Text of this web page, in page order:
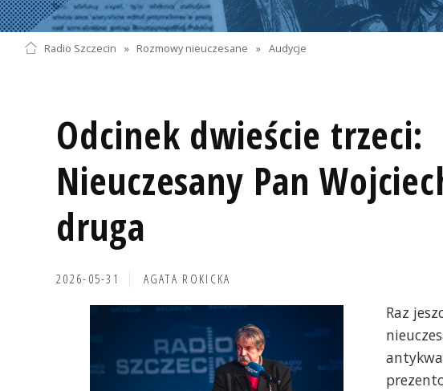
Radio Szczecin » Rozmowy nieuczesane » Audycje
Odcinek dwieście trzeci:
Nieuczesany Pan
druga
2026-05-31 AGATA ROKICKA
Raz